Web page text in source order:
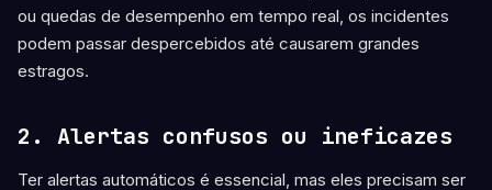
ou quedas de desempenho em tempo real, os incidentes
podem passar despercebidos até causarem grandes
estragos.
2. Alertas confusos ou ineficazes
Ter alertas automáticos é essencial, mas eles precisam ser